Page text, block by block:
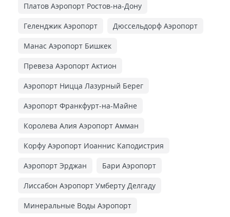
Платов Аэропорт Ростов-на-Дону
Геленджик Аэропорт Дюссельдорф Аэропорт
Манас Аэропорт Бишкек
Превеза Аэропорт Актион
Аэропорт Ницца Лазурный Берег
Аэропорт Франкфурт-на-Майне
Королева Алия Аэропорт Амман
Корфу Аэропорт Иоаннис Каподистрия
Аэропорт Эрджан Бари Аэропорт
Лиссабон Аэропорт Умберту Делгаду
Минеральные Воды Аэропорт